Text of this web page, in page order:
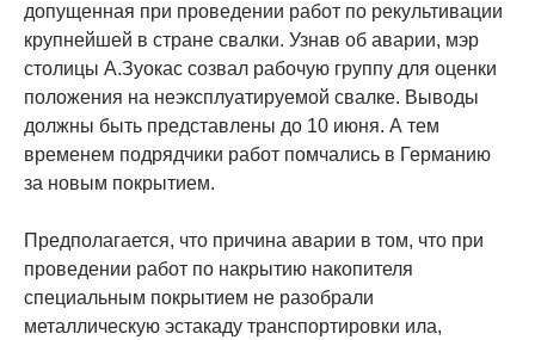
допущенная при проведении работ по рекультивации
крупнейшей в стране свалки. Узнав об аварии, мэр
столицы А.Зуокас созвал рабочую группу для оценки
положения на неэксплуатируемой свалке. Выводы
должны быть представлены до 10 июня. А тем
временем подрядчики работ помчались в Германию
за новым покрытием.
Предполагается, что причина аварии в том, что при
проведении работ по накрытию накопителя
специальным покрытием не разобрали
металлическую эстакаду транспортировки ила,